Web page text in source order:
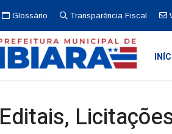
Glossário Transparência Fiscal
Editais,